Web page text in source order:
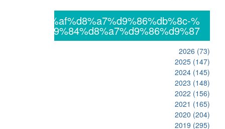
2026 (73)
2025 (147)
2024 (145)
2023 (148)
2022 (156)
2021 (165)
2020 (204)
2019 (295)